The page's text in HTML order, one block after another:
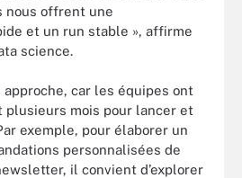
nous offrent une
et un run stable », affirme
science.
approche, car les équipes ont
plusieurs mois pour lancer et
exemple, pour élaborer un
personnalisées de
il convient d’explorer